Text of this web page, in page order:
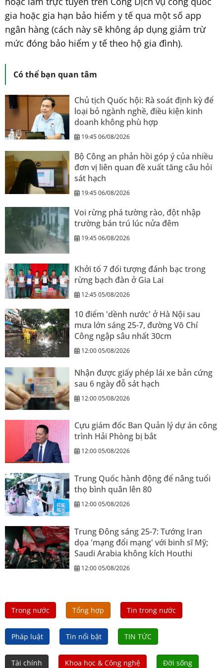
gia hoặc gia hạn bảo hiểm y tế qua một số app
ngân hàng (cách này sẽ không áp dụng giảm trừ
mức đóng bảo hiểm y tế theo hộ gia đình).
Có thể bạn quan tâm
Chủ tịch Quốc hội: Rà soát định kỳ để
loại bỏ ngành nghề, điều kiện kinh
doanh không phù hợp
19:45 06/08/2026
Bộ Công an phản hồi góp ý của nhiều
đơn vị liên quan đề xuất tăng câu hỏi
sát hạch
19:45 06/08/2026
Voi rừng phá tường rào, đột nhập
trường bán trú lúc nửa đêm
19:45 06/08/2026
Khởi tố 7 đối tượng đánh bạc trong
rừng bạch đàn ở Gia Lai
12:45 05/08/2026
10 điểm 'dềnh nước' ở Hà Nội sau
mưa lớn sáng 25-7, đường Võ Chí
Công ngập sâu nhất 30cm
12:00 05/08/2026
Nhận được giấy phép lái xe bản cứng
sau 6 ngày đỗ sát hạch
12:00 05/08/2026
Cựu giám đốc Ban Quản lý dự án công
trình Hải Phòng bị bắt
12:00 05/08/2026
Trung Quốc hành động để nâng tuổi
thọ bình quân lên 80
12:00 05/08/2026
Trung Đông sáng 25-7: Tướng Iran
dọa 'mạng đổi mạng' với binh sĩ Mỹ;
Saudi Arabia không kích Houthi
12:00 05/08/2026
Trong nước Tổng hợp Tin trong nước
Pháp luật Tin nổi bật TIN TỨC
Tài chính Khoa học & Công nghệ Đời sống